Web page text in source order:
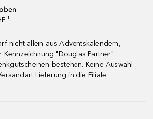
¹
nicht allein aus Adventskalendern,
Kennzeichnung "Douglas Partner"
bestehen. Keine Auswahl
Lieferung in die Filiale.